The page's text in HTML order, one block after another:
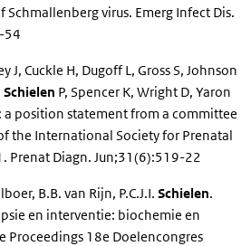
virus. Emerg Infect Dis.
54
J, Cuckle H, Dugoff L, Gross S, Johnson
Schielen P, Spencer K, Wright D, Yaron
a position statement from a committee
the International Society for Prenatal
Prenat Diagn. Jun;31(6):519-22
B.B. van Rijn, P.C.J.I. Schielen.
en interventie: biochemie en
Proceedings 18e Doelencongres